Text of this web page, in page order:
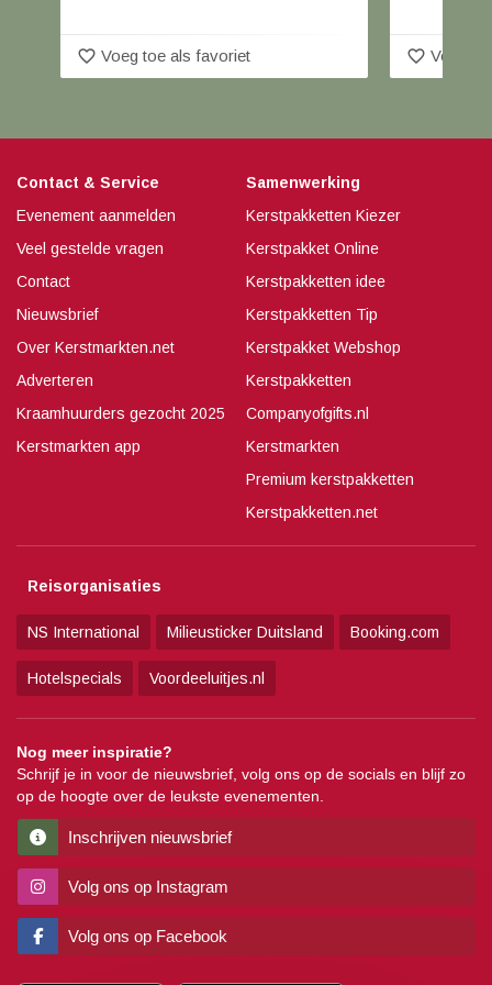
favorite_border Voeg toe als favoriet favorite_border Voeg
Contact & Service
Evenement aanmelden
Veel gestelde vragen
Contact
Nieuwsbrief
Over Kerstmarkten.net
Adverteren
Kraamhuurders gezocht 2025
Kerstmarkten app
Samenwerking
Kerstpakketten Kiezer
Kerstpakket Online
Kerstpakketten idee
Kerstpakketten Tip
Kerstpakket Webshop
Kerstpakketten
Companyofgifts.nl
Kerstmarkten
Premium kerstpakketten
Kerstpakketten.net
Reisorganisaties
NS International Milieusticker Duitsland Booking.com
Hotelspecials Voordeeluitjes.nl
Nog meer inspiratie?
Schrijf je in voor de nieuwsbrief, volg ons op de socials en blijf zo
op de hoogte over de leukste evenementen.
Inschrijven nieuwsbrief
Volg ons op Instagram
Volg ons op Facebook